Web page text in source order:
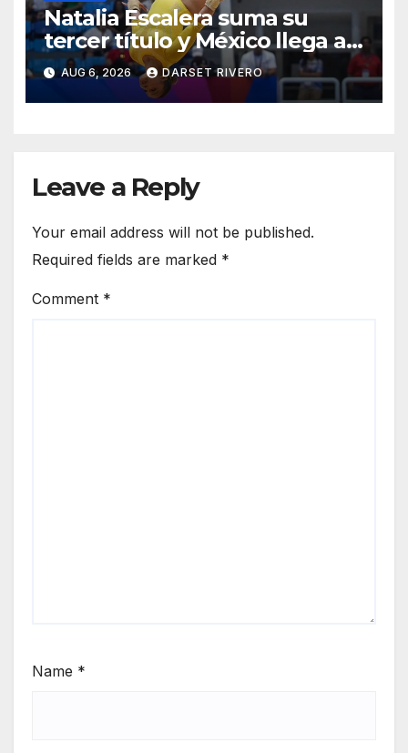
Natalia Escalera suma su
tercer título y México llega a
139 oros en los JCC
AUG 6, 2026 DARSET RIVERO
Leave a Reply
Your email address will not be published.
Required fields are marked *
Comment *
Name *